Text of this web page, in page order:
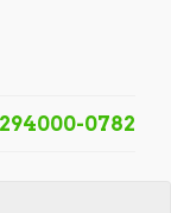
294000-0782